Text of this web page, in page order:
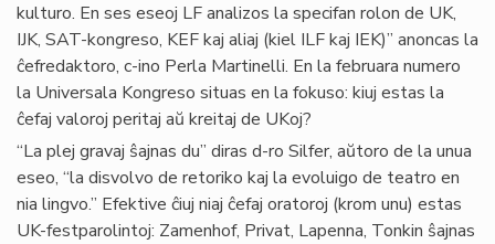
kulturo. En ses eseoj LF analizos la specifan rolon de UK,
IJK, SAT-kongreso, KEF kaj aliaj (kiel ILF kaj IEK)” anoncas la
ĉefredaktoro, c-ino Perla Martinelli. En la februara numero
la Universala Kongreso situas en la fokuso: kiuj estas la
ĉefaj valoroj peritaj aŭ kreitaj de UKoj?
“La plej gravaj ŝajnas du” diras d-ro Silfer, aŭtoro de la unua
eseo, “la disvolvo de retoriko kaj la evoluigo de teatro en
nia lingvo.” Efektive ĉiuj niaj ĉefaj oratoroj (krom unu) estas
UK-festparolintoj: Zamenhof, Privat, Lapenna, Tonkin ŝajnas